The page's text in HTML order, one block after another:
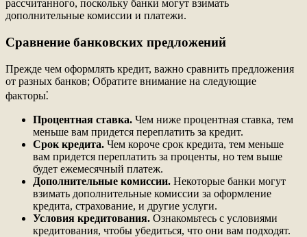
рассчитанного, поскольку банки могут взимать
дополнительные комиссии и платежи.
Сравнение банковских предложений
Прежде чем оформлять кредит, важно сравнить предложения
от разных банков; Обратите внимание на следующие
факторы⁚
Процентная ставка. Чем ниже процентная ставка, тем
меньше вам придется переплатить за кредит.
Срок кредита. Чем короче срок кредита, тем меньше
вам придется переплатить за проценты, но тем выше
будет ежемесячный платеж.
Дополнительные комиссии. Некоторые банки могут
взимать дополнительные комиссии за оформление
кредита, страхование, и другие услуги.
Условия кредитования. Ознакомьтесь с условиями
кредитования, чтобы убедиться, что они вам подходят.